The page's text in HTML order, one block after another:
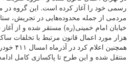
رسمی خود را آغاز کرده است. این گروه در
مردمی از جمله محدوده‌هایی در تجریش،
هزار مورد اعمال قانون مرتبط با تخلفات
همچنین اعلام
منتقل شده و این طرح تا پاکسازی کامل ادامه